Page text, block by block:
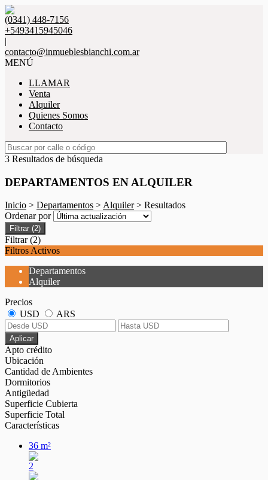
(0341) 448-7156
+5493415945046
|
contacto@inmueblesbianchi.com.ar
MENÚ
LLAMAR
Venta
Alquiler
Quienes Somos
Contacto
3 Resultados de búsqueda
DEPARTAMENTOS EN ALQUILER
Inicio > Departamentos >Alquiler> Resultados
Ordenar por
Filtrar (2)
Filtrar (2)
Filtros Activos
Departamentos
Alquiler
Precios
USD
ARS
Aplicar
Apto crédito
Ubicación
Cantidad de Ambientes
Dormitorios
Antigüedad
Superficie Cubierta
Superficie Total
Características
36 m²
2